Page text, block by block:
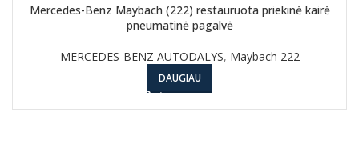
Mercedes-Benz Maybach (222) restauruota priekinė kairė
pneumatinė pagalvė
MERCEDES-BENZ AUTODALYS, Maybach 222
DAUGIAU